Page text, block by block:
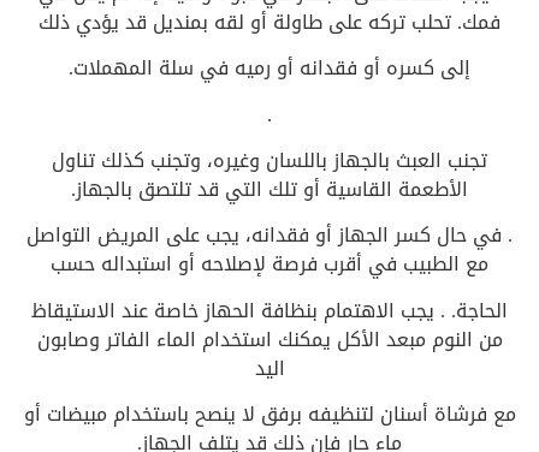
فمك. تحلب تركه على طاولة أو لقه بمنديل قد يؤدي ذلك
إلى كسره أو فقدانه أو رميه في سلة المهملات.
.
تجنب العبث بالجهاز باللسان وغيره، وتجنب كذلك تناول
الأطعمة القاسية أو تلك التي قد تلتصق بالجهاز.
. في حال كسر الجهاز أو فقدانه، يجب على المريض التواصل
مع الطبيب في أقرب فرصة لإصلاحه أو استبداله حسب
الحاجة. . يجب الاهتمام بنظافة الحهاز خاصة عند الاستيقاظ
من النوم مبعد الأكل يمكنك استخدام الماء الفاتر وصابون
اليد
مع فرشاة أسنان لتنظيفه برفق لا ينصح باستخدام مبيضات أو
ماء حار فإن ذلك قد يتلف الجهاز.